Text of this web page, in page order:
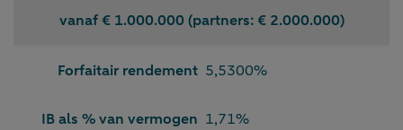
vanaf € 1.000.000 (partners: € 2.000.000)
Forfaitair rendement 5,5300%
IB als % van vermogen 1,71%